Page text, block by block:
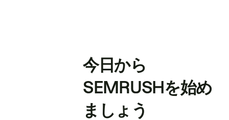
今日から
SEMRUSHを始め
ましょう